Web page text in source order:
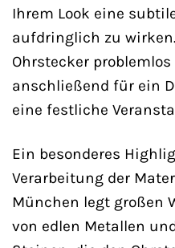
Ihrem Look eine
aufdringlich zu
Ohrstecker
anschließend für ein
eine festliche
Ein besonderes
Verarbeitung der
München legt großen
von edlen Metallen